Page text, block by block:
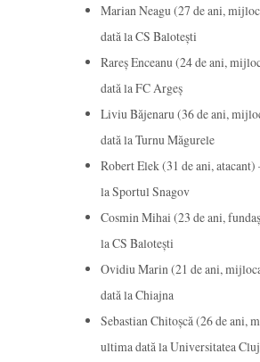
Marian Neagu (27 de ani,
dată la CS Balotești
Rareș Enceanu (24 de ani,
dată la FC Argeș
Liviu Băjenaru (36 de ani,
dată la Turnu Măgurele
Robert Elek (31 de ani, atacant)
la Sportul Snagov
Cosmin Mihai (23 de ani,
la CS Balotești
Ovidiu Marin (21 de ani,
dată la Chiajna
Sebastian Chitoșcă (26 de ani,
ultima dată la Universitatea Cluj